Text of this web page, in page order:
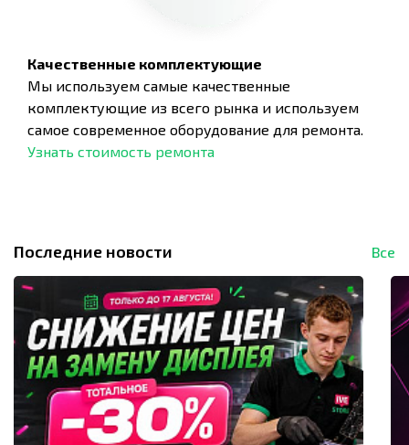
Качественные комплектующие
Мы используем самые качественные
комплектующие из всего рынка и используем
самое современное оборудование для ремонта.
Узнать стоимость ремонта
Последние новости Все